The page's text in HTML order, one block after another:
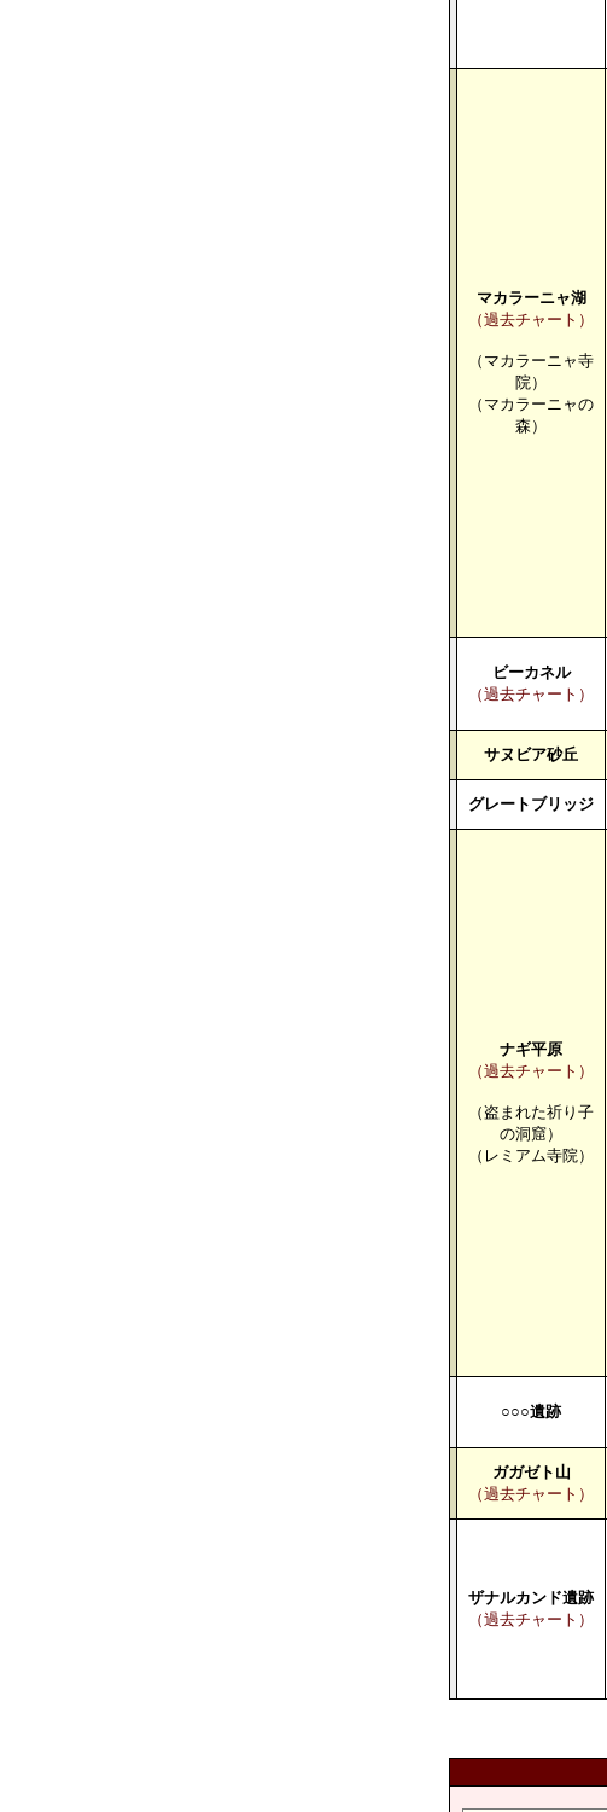
マカラーニャ湖
（過去チャート）
（マカラーニャ寺
院）
（マカラーニャの
森）
ビーカネル
（過去チャート）
サヌビア砂丘
グレートブリッジ
ナギ平原
（過去チャート）
（盗まれた祈り子
の洞窟）
（レミアム寺院）
○○○遺跡
ガガゼト山
（過去チャート）
ザナルカンド遺跡
（過去チャート）